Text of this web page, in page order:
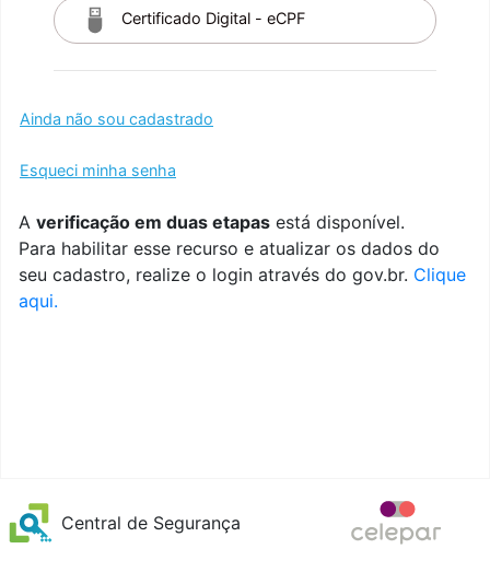
Certificado Digital - eCPF
Ainda não sou cadastrado
Esqueci minha senha
A verificação em duas etapas está disponível.
Para habilitar esse recurso e atualizar os dados do
seu cadastro, realize o login através do gov.br. Clique
aqui.
Central de Segurança